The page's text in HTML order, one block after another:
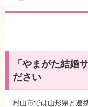
「やまがた結婚
ださい
村山市では山形県と連